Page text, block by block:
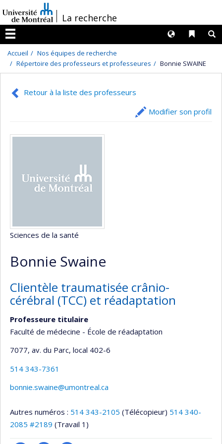
au
contenu
/La recherche
Menu
Liens
Langues
Accueil
Nos équipes de recherche
Répertoire des professeurs et professeures
Bonnie SWAINE
Retour à la liste des professeurs
Modifier son profil
Sciences de la santé
Bonnie Swaine
Clientèle traumatisée crânio-
cérébral (TCC) et réadaptation
Professeure titulaire
Faculté de médecine - École de réadaptation
7077, av. du Parc, local 402-6
514 343-7361
bonnie.swaine@umontreal.ca
Autres numéros : 514 343-2105 (Télécopieur) 514 340-
2085 #2189 (Travail 1)